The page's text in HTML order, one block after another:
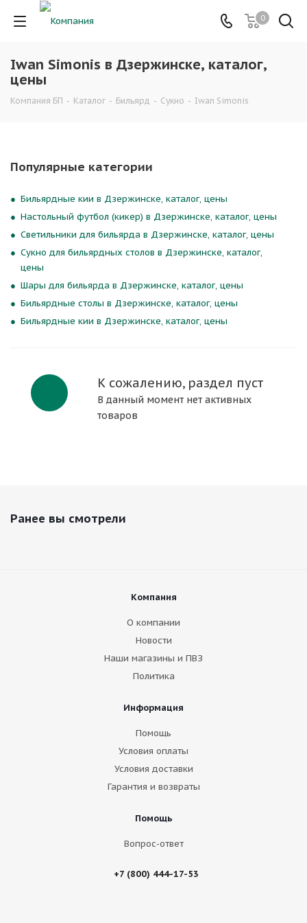
0
Iwan Simonis в Дзержинске, каталог,
цены
Компания БП - Каталог - Бильярд - Сукно - Iwan Simonis
Популярные категории
Бильярдные кии в Дзержинске, каталог, цены
Настольный футбол (кикер) в Дзержинске, каталог, цены
Светильники для бильярда в Дзержинске, каталог, цены
Сукно для бильярдных столов в Дзержинске, каталог,
цены
Шары для бильярда в Дзержинске, каталог, цены
Бильярдные столы в Дзержинске, каталог, цены
Бильярдные кии в Дзержинске, каталог, цены
К сожалению, раздел пуст
В данный момент нет активных
товаров
Ранее вы смотрели
Компания
О компании
Новости
Наши магазины и ПВЗ
Политика
Информация
Помощь
Условия оплаты
Условия доставки
Гарантия и возвраты
Помощь
Вопрос-ответ
+7 (800) 444-17-53